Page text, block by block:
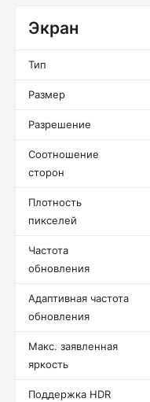
Экран
Тип
Размер
Разрешение
Соотношение
сторон
Плотность
пикселей
Частота
обновления
Адаптивная частота
обновления
Макс. заявленная
яркость
Поддержка HDR